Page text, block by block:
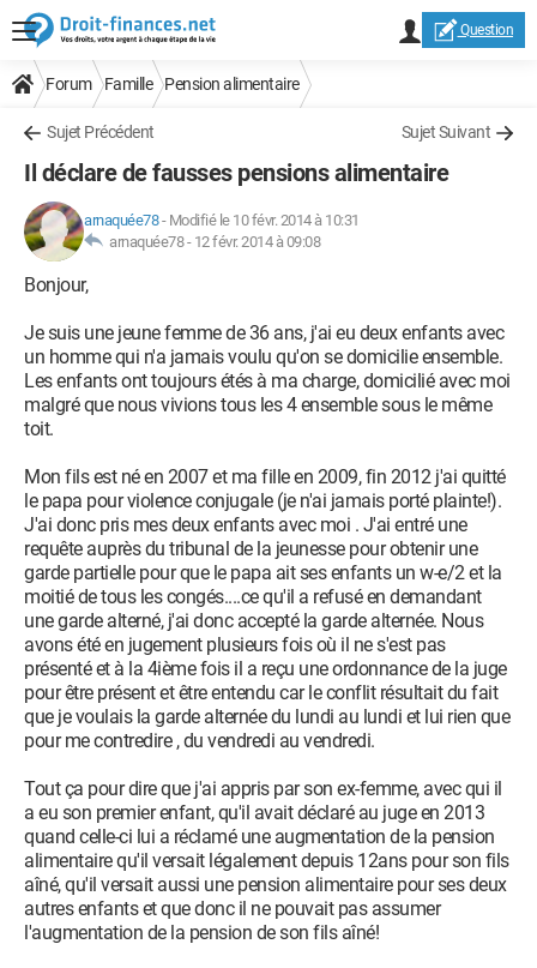
Question
Forum Famille Pension alimentaire
Sujet Précédent Sujet Suivant
Il déclare de fausses pensions alimentaire
arnaquée78- Modifié le 10 févr. 2014 à 10:31
arnaquée78 - 12 févr. 2014 à 09:08
Bonjour,
Je suis une jeune femme de 36 ans, j'ai eu deux enfants avec
un homme qui n'a jamais voulu qu'on se domicilie ensemble.
Les enfants ont toujours étés à ma charge, domicilié avec moi
malgré que nous vivions tous les 4 ensemble sous le même
toit.
Mon fils est né en 2007 et ma fille en 2009, fin 2012 j'ai quitté
le papa pour violence conjugale (je n'ai jamais porté plainte!).
J'ai donc pris mes deux enfants avec moi . J'ai entré une
requête auprès du tribunal de la jeunesse pour obtenir une
garde partielle pour que le papa ait ses enfants un w-e/2 et la
moitié de tous les congés....ce qu'il a refusé en demandant
une garde alterné, j'ai donc accepté la garde alternée. Nous
avons été en jugement plusieurs fois où il ne s'est pas
présenté et à la 4ième fois il a reçu une ordonnance de la juge
pour être présent et être entendu car le conflit résultait du fait
que je voulais la garde alternée du lundi au lundi et lui rien que
pour me contredire , du vendredi au vendredi.
Tout ça pour dire que j'ai appris par son ex-femme, avec qui il
a eu son premier enfant, qu'il avait déclaré au juge en 2013
quand celle-ci lui a réclamé une augmentation de la pension
alimentaire qu'il versait légalement depuis 12ans pour son fils
aîné, qu'il versait aussi une pension alimentaire pour ses deux
autres enfants et que donc il ne pouvait pas assumer
l'augmentation de la pension de son fils aîné!